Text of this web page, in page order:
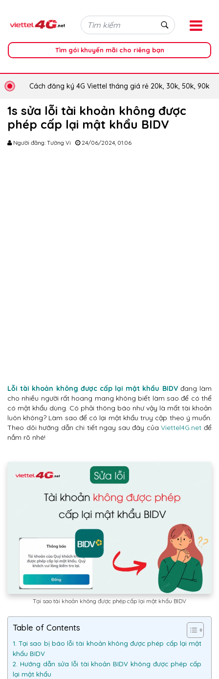
Tìm gói khuyến mãi cho riêng bạn
Cách đăng ký 4G Viettel tháng giá rẻ 20k, 30k, 50k, 90k
1s sửa lỗi tài khoản không được
phép cấp lại mật khẩu BIDV
Người đăng: Tường Vi 24/06/2024, 01:06
Lỗi tài khoản không được cấp lại mật khẩu BIDVđang làm
cho nhiều người rất hoang mang không biết làm sao để có thể
có mật khẩu dùng. Có phải thông báo như vậy là mất tài khoản
luôn không? Làm sao để có lại mật khẩu truy cập theo ý muốn.
Theo dõi hướng dẫn chi tiết ngay sau đây củaViettel4G.net để
nắm rõ nhé!
Tại sao tài khoản không được phép cấp lại mật khẩu BIDV
Table of Contents
1. Tại sao bị báo lỗi tài khoản không được phép cấp lại mật
khẩu BIDV
2. Hướng dẫn sửa lỗi tài khoản BIDV không được phép cấp
lại mật khẩu